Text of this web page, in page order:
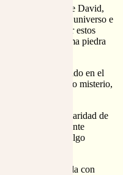
llamado Hijo de David,
tus anchas por el universo e
puedes ahorrar estos
hasta la misma piedra
Jonás, dormido en el
no sabía de tanto misterio,
bañada en claridad de
adivinarse levemente
en un no sé si algo
jardín!, exclamó ella con